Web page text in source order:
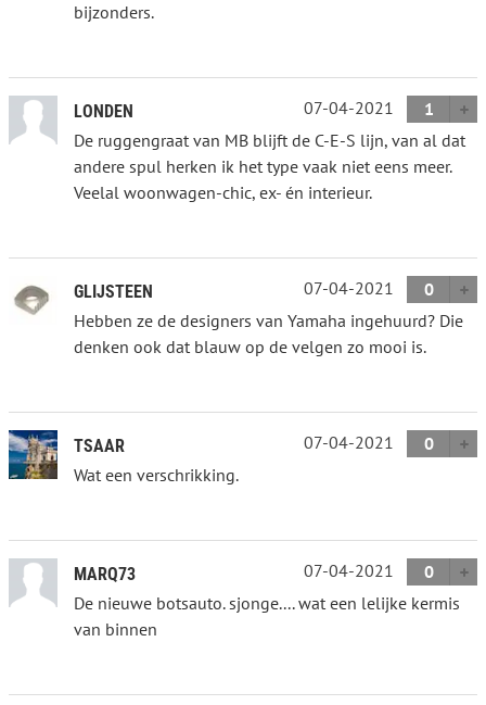
bijzonders.
LONDEN 07-04-2021
1
De ruggengraat van MB blijft de C-E-S lijn, van al dat
andere spul herken ik het type vaak niet eens meer.
Veelal woonwagen-chic, ex- én interieur.
GLIJSTEEN 07-04-2021
0
Hebben ze de designers van Yamaha ingehuurd? Die
denken ook dat blauw op de velgen zo mooi is.
TSAAR 07-04-2021
0
Wat een verschrikking.
MARQ73 07-04-2021
0
De nieuwe botsauto. sjonge.... wat een lelijke kermis
van binnen